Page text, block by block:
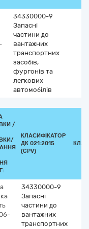
34330000-9
Запасні
частини до
вантажних
транспортних
засобів,
фургонів та
легкових
автомобілів
/
КЛАСИФІКАТОР
ДК 021:2015
(CPV)
34330000-9
Запасні
частини до
вантажних
транспортних